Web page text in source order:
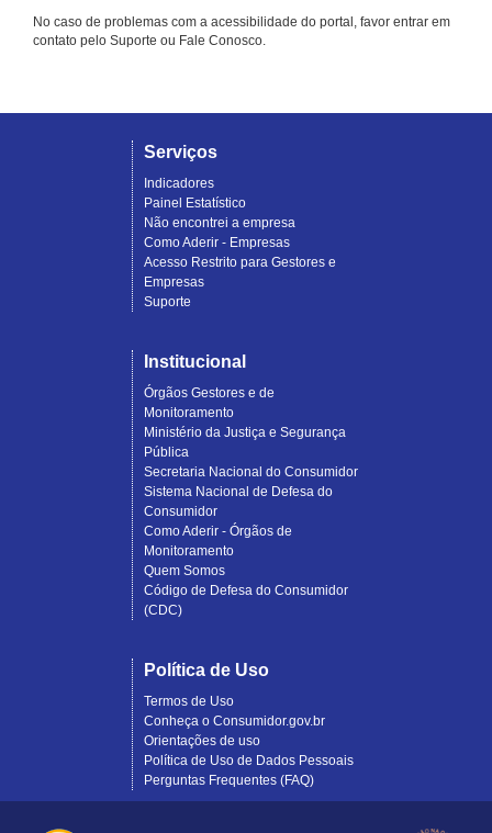
No caso de problemas com a acessibilidade do portal, favor entrar em
contato pelo Suporte ou Fale Conosco.
Serviços
Indicadores
Painel Estatístico
Não encontrei a empresa
Como Aderir - Empresas
Acesso Restrito para Gestores e
Empresas
Suporte
Institucional
Órgãos Gestores e de
Monitoramento
Ministério da Justiça e Segurança
Pública
Secretaria Nacional do Consumidor
Sistema Nacional de Defesa do
Consumidor
Como Aderir - Órgãos de
Monitoramento
Quem Somos
Código de Defesa do Consumidor
(CDC)
Política de Uso
Termos de Uso
Conheça o Consumidor.gov.br
Orientações de uso
Política de Uso de Dados Pessoais
Perguntas Frequentes (FAQ)